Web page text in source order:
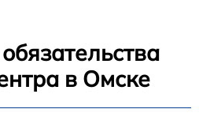
в Омске